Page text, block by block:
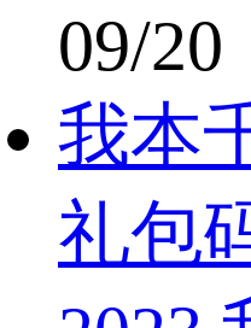
09/20
我本
礼包